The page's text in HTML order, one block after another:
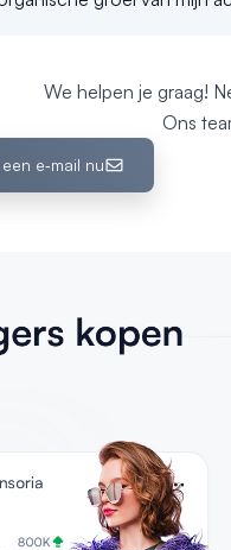
We helpen je graag!
Ons
e‑mail nu